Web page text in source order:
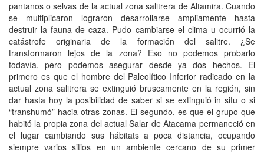
pantanos o selvas de la actual zona salitrera de Altamira. Cuando
se multiplicaron lograron desarrollarse ampliamente hasta
destruir la fauna de caza. Pudo cambiarse el clima u ocurrió la
catástrofe originaria de la formación del salitre. ¿Se
transformaron lejos de la zona? Eso no podemos probarlo
todavía, pero podemos asegurar desde ya dos hechos. El
primero es que el hombre del Paleolítico Inferior radicado en la
actual zona salitrera se extinguió bruscamente en la región, sin
dar hasta hoy la posibilidad de saber si se extinguió in situ o si
“transhumó” hacia otras zonas. El segundo, es que el grupo que
habitó la propia zona del actual Salar de Atacama permaneció en
el lugar cambiando sus hábitats a poca distancia, ocupando
siempre varios sitios en un ambiente cercano de su primer